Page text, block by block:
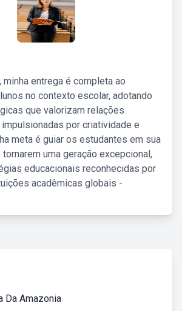
minha entrega é completa ao
no contexto escolar, adotando
que valorizam relações
por criatividade e
meta é guiar os estudantes em sua
uma geração excepcional,
educacionais reconhecidas por
acadêmicas globais -
Da Amazonia